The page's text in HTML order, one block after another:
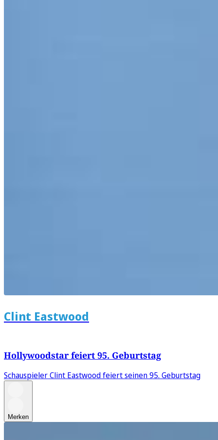
Clint Eastwood
Hollywoodstar feiert 95. Geburtstag
Schauspieler Clint Eastwood feiert seinen 95. Geburtstag
Merken